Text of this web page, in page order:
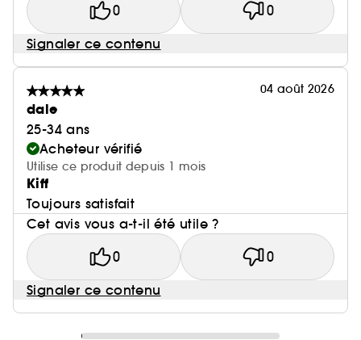
0 0
Signaler ce contenu
04 août 2026
dale
25-34 ans
Acheteur vérifié
Utilise ce produit depuis 1 mois
Kiff
Toujours satisfait
Cet avis vous a-t-il été utile ?
0 0
Signaler ce contenu